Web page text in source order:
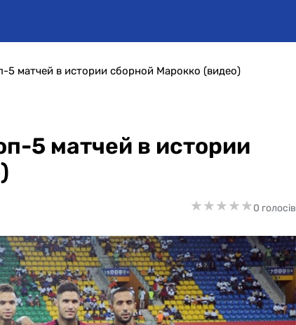
5 матчей в истории сборной Марокко (видео)
5 матчей в истории
★★★★★
★★★★★0 голосів